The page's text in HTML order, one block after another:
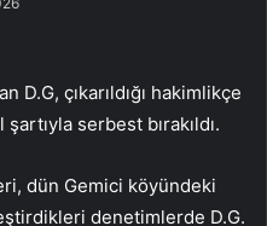
D.G, çıkarıldığı hakimlikçe
serbest bırakıldı.
dün Gemici köyündeki
denetimlerde D.G.